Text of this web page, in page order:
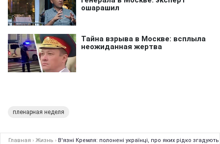
пленарная неделя
Главная › Жизнь › В'язні Кремля: полонені українці, про яких рідко